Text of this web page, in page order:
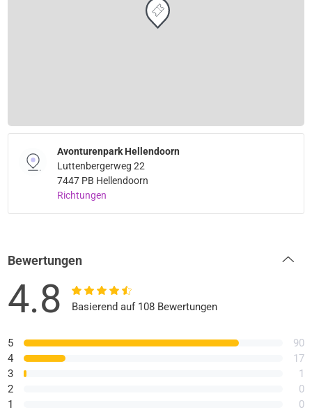
Avonturenpark Hellendoorn
Luttenbergerweg 22
7447 PB Hellendoorn
Richtungen
Bewertungen
4.8 Basierend auf 108 Bewertungen
5
4
3
2
1
90
17
1
0
0